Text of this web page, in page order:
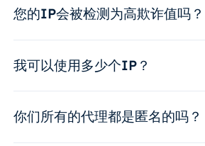
您的IP会被检测为高欺诈值吗？
我可以使用多少个IP？
你们所有的代理都是匿名的吗？